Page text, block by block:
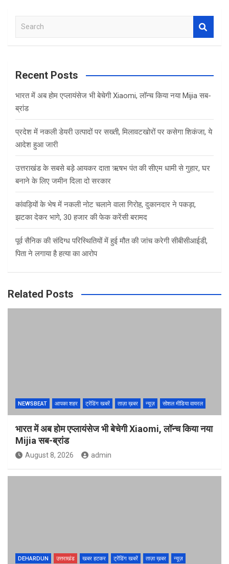
a
c
Recent Posts
भारत में अब होम एप्लायंसेज भी बेचेगी Xiaomi, लॉन्च किया नया Mijia सब-
ब्रांड
प्रदेश में नकली डेयरी उत्पादों पर सख्ती, मिलावटखोरों पर कसेगा शिकंजा, ये
आदेश हुआ जारी
उत्तराखंड के सबसे बड़े आयकर दाता ऋषभ पंत की सीएम धामी से गुहार, घर
बनाने के लिए जमीन दिला दो सरकार
कांवड़ियों के भेष में नकली नोट चलाने वाला गिरोह, दुकानदार ने पकड़ा,
झटका देकर भागे, 30 हजार की फेक करेंसी बरामद
पूर्व सैनिक की संदिग्ध परिस्थितियों में हुई मौत की जांच करेगी सीबीसीआईडी,
पिता ने लगाया है हत्या का आरोप
Related Posts
NEWSBEAT आपका शहर ट्रेंडिंग खबरें ताज़ा ख़बर न्यूज़ सोशल मीडिया वायरल
भारत में अब होम एप्लायंसेज भी बेचेगी Xiaomi, लॉन्च किया नया
Mijia सब-ब्रांड
August 8, 2026 admin
DEHARDUN उत्तराखंड खबर हटकर ट्रेंडिंग खबरें ताज़ा ख़बर
न्यूज़